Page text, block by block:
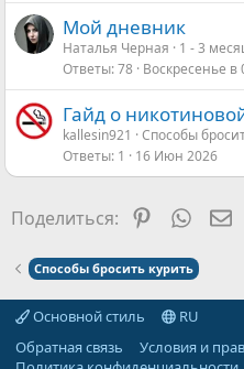
Мой дневник
Наталья Черная
1 - 3
Ответы 78 Воскресенье в
Гайд о
kallesin921
Способы
Ответы 1 16 Июн 2026
Поделиться: Pinterest
Способы бросить курить
Основной стиль
RU
Обратная связь
Условия и